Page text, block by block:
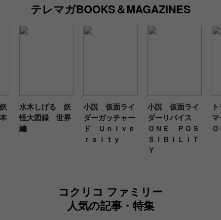
テレマガBOOKS＆MAGAZINES
水木しげる 妖
怪大図録 世界
編
小説 仮面ライ
ダーガッチャー
ド Ｕｎｉｖｅ
ｒｓｉｔｙ
小説 仮面ライ
ダーリバイス
ＯＮＥ ＰＯＳ
ＳＩＢＩＬＩＴ
Ｙ
コクリコ ファミリー
人気の記事・特集